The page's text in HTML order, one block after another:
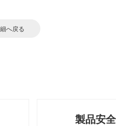
へ戻る
製品安